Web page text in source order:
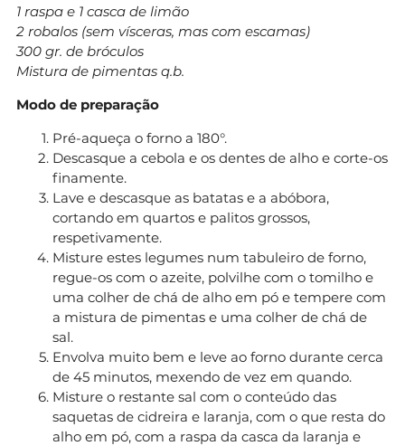
1 raspa e 1 casca de limão
2 robalos (sem vísceras, mas com escamas)
300 gr. de bróculos
Mistura de pimentas q.b.
Modo de preparação
Pré-aqueça o forno a 180°.
Descasque a cebola e os dentes de alho e corte-os
finamente.
Lave e descasque as batatas e a abóbora,
cortando em quartos e palitos grossos,
respetivamente.
Misture estes legumes num tabuleiro de forno,
regue-os com o azeite, polvilhe com o tomilho e
uma colher de chá de alho em pó e tempere com
a mistura de pimentas e uma colher de chá de
sal.
Envolva muito bem e leve ao forno durante cerca
de 45 minutos, mexendo de vez em quando.
Misture o restante sal com o conteúdo das
saquetas de cidreira e laranja, com o que resta do
alho em pó, com a raspa da casca da laranja e